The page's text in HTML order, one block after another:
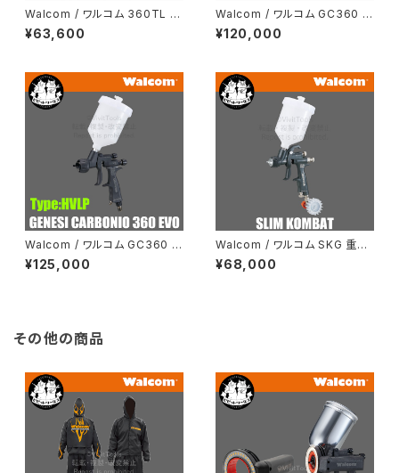
Walcom / ワルコム 360TL ト
ゥルーライト
¥63,600
Walcom / ワルコム GC360 H
TE スプレーガン
¥120,000
Walcom / ワルコム GC360 H
VLP スプレーガン
¥125,000
Walcom / ワルコム SKG 重力
式 スリムコンバット スプレーガ
ン
¥68,000
その他の商品